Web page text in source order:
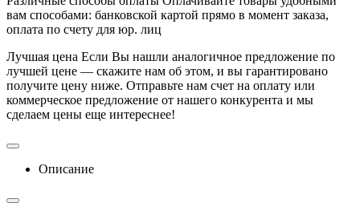
вам способами: банковской картой прямо в момент заказа,
оплата по счету для юр. лиц
Лучшая цена Если Вы нашли аналогичное предложение по
лучшей цене — скажите нам об этом, и вы гарантировано
получите цену ниже. Отправьте нам счет на оплату или
коммерческое предложение от нашего конкурента и мы
сделаем цены еще интереснее!
Описание